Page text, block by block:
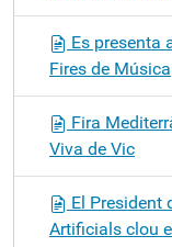
Es presenta
Fires de Música
Fira
Viva de Vic
El President
Artificials clou